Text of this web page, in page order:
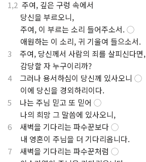
1,2 주여, 깊은 구렁 속에서
당신을 부르오니,
주여, 이 부르는 소리 들어주소서. ◯
애원하는 이 소리, 귀 기울여 들으소서.
3 주여, 당신께서 사람의 죄를 살피신다면,
감당할 자 누구이리까?
4그러나 용서하심이 당신께 있사오니 ◯
이에 당신을 경외하리이다.
5 나는 주님 믿고 또 믿어 ◯
나의 희망 그 말씀에 있사오니,
6 새벽을 기다리는 파수꾼보다◯
내 영혼이 주님을 더 기다리옵니다.
7 새벽을 기다리는 파수꾼처럼 ◯